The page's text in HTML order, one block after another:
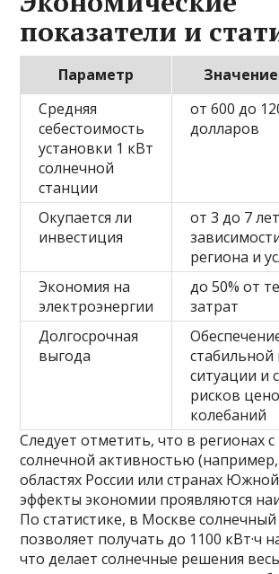
показатели и
Параметр
Средняя
себестоимость
установки 1 кВт
солнечной
станции
от 600 до
долларов
Окупается ли
инвестиция
от 3 до 7
региона и
Экономия на
электроэнергии
до 50% от
затрат
Долгосрочная
выгода
ситуации и
рисков
колебаний
Следует отметить, что в регионах
солнечной активностью
областях России или странах
эффекты экономии проявляются
По статистике, в Москве
позволяет получать до 1100 кВт·ч
что делает солнечные решения